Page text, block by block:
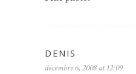
DENIS
décembre 6, 2008 at 12:09